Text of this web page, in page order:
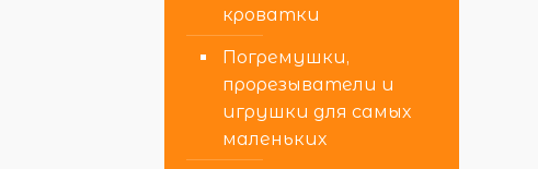
кроватки
Погремушки,
прорезыватели и
игрушки для самых
маленьких